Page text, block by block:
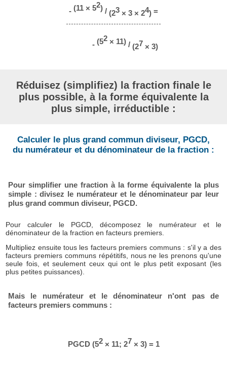
- (11 × 52) / (23 × 3 × 24) =
- (52 × 11) / (27 × 3)
Réduisez (simplifiez) la fraction finale le
plus possible, à la forme équivalente la
plus simple, irréductible :
Calculer le plus grand commun diviseur, PGCD,
du numérateur et du dénominateur de la fraction :
Pour simplifier une fraction à la forme équivalente la plus
simple : divisez le numérateur et le dénominateur par leur
plus grand commun diviseur, PGCD.
Pour calculer le PGCD, décomposez le numérateur et le
dénominateur de la fraction en facteurs premiers.
Multipliez ensuite tous les facteurs premiers communs : s'il y a des
facteurs premiers communs répétitifs, nous ne les prenons qu'une
seule fois, et seulement ceux qui ont le plus petit exposant (les
plus petites puissances).
Mais le numérateur et le dénominateur n'ont pas de
facteurs premiers communs :
PGCD (52× 11; 27 × 3) = 1